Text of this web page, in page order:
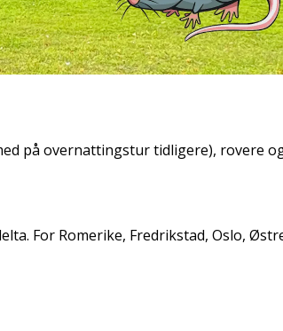
på overnattingstur tidligere), rovere
For Romerike, Fredrikstad, Oslo,